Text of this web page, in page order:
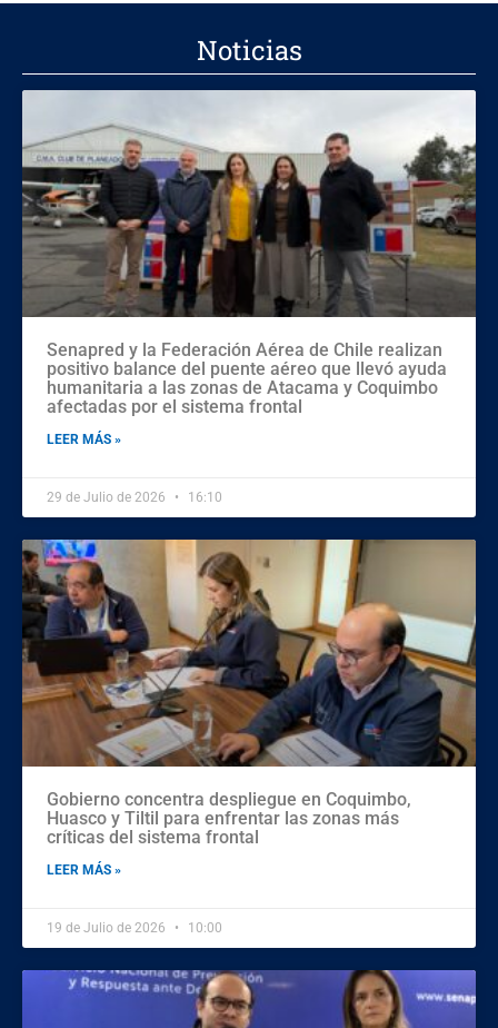
Noticias
Senapred y la Federación Aérea de Chile realizan
positivo balance del puente aéreo que llevó ayuda
humanitaria a las zonas de Atacama y Coquimbo
afectadas por el sistema frontal
LEER MÁS »
29 de Julio de 2026 16:10
Gobierno concentra despliegue en Coquimbo,
Huasco y Tiltil para enfrentar las zonas más
críticas del sistema frontal
LEER MÁS »
19 de Julio de 2026 10:00